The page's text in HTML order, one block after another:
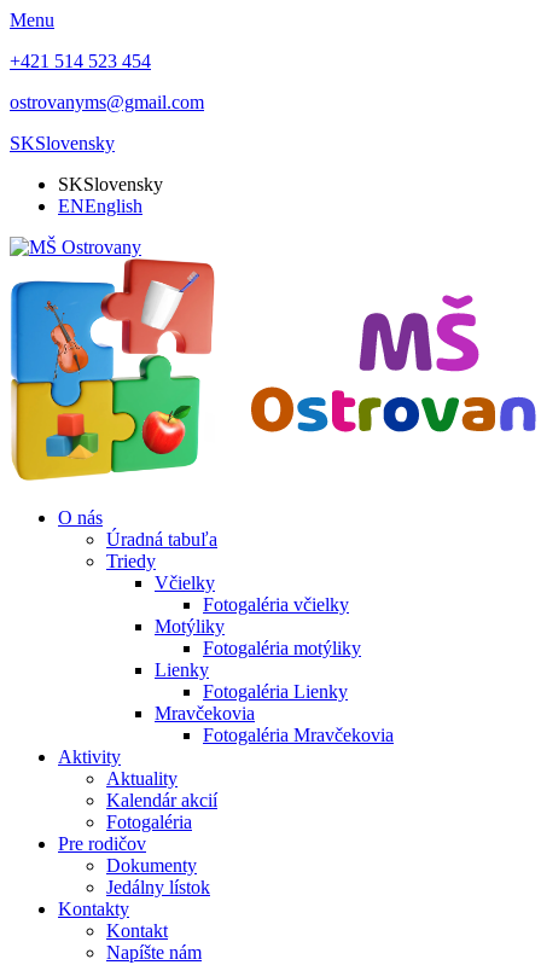
Menu
+421 514 523 454
ostrovanyms@gmail.com
SKSlovensky
SKSlovensky
ENEnglish
O nás
Úradná tabuľa
Triedy
Včielky
Fotogaléria včielky
Motýliky
Fotogaléria motýliky
Lienky
Fotogaléria Lienky
Mravčekovia
Fotogaléria Mravčekovia
Aktivity
Aktuality
Kalendár akcií
Fotogaléria
Pre rodičov
Dokumenty
Jedálny lístok
Kontakty
Kontakt
Napíšte nám